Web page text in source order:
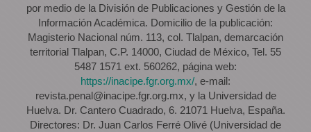
por medio de la División de Publicaciones y Gestión de la
Información Académica. Domicilio de la publicación:
Magisterio Nacional núm. 113, col. Tlalpan, demarcación
territorial Tlalpan, C.P. 14000, Ciudad de México, Tel. 55
5487 1571 ext. 560262, página web:
https://inacipe.fgr.org.mx/, e-mail:
revista.penal@inacipe.fgr.org.mx, y la Universidad de
Huelva. Dr. Cantero Cuadrado, 6. 21071 Huelva, España.
Directores: Dr. Juan Carlos Ferré Olivé (Universidad de